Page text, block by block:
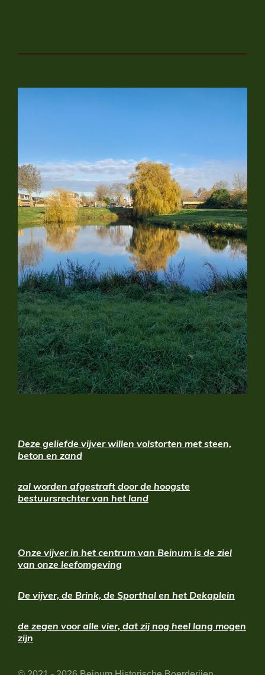
Deze geliefde vijver willen volstorten met steen,
beton en zand
zal worden afgestraft door de hoogste
bestuursrechter van het land
Onze vijver in het centrum van Beinum is de ziel
van onze leefomgeving
De vijver, de Brink, de Sporthal en het Dekaplein
de zegen voor alle vier, dat zij nog heel lang mogen
zijn